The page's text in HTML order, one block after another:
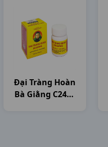
Đại Tràng Hoàn
Bà Giằng C240v